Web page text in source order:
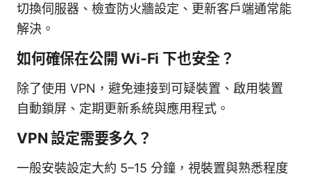
切換伺服器、檢查防火牆設定、更新客戶端通常能
解決。
如何確保在公開 Wi-Fi 下也安全？
除了使用 VPN，避免連接到可疑裝置、啟用裝置
自動鎖屏、定期更新系統與應用程式。
VPN 設定需要多久？
一般安裝設定大約 5–15 分鐘，視裝置與熟悉程度